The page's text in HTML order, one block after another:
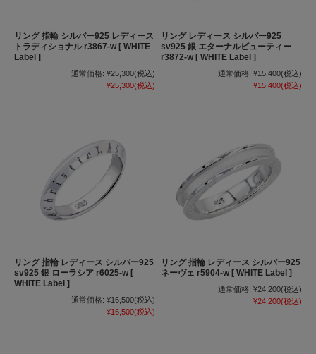
リング 指輪 シルバー925 レディース
トラディショナル r3867-w [ WHITE
Label ]
通常価格: ¥25,300(税込)
¥25,300(税込)
リング レディース シルバー925
sv925 銀 エターナルビューティー
r3872-w [ WHITE Label ]
通常価格: ¥15,400(税込)
¥15,400(税込)
リング 指輪 レディース シルバー925
sv925 銀 ローラシア r6025-w [
WHITE Label ]
通常価格: ¥16,500(税込)
¥16,500(税込)
リング 指輪 レディース シルバー925
ネーヴェ r5904-w [ WHITE Label ]
通常価格: ¥24,200(税込)
¥24,200(税込)